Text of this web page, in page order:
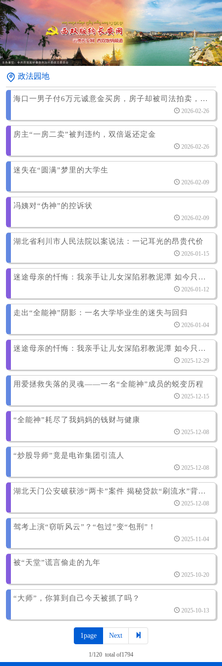
政法园地
海口一男子付6万元诚意金买房，房子却被司法拍卖，法院判了！
2026-02-26
房主“一房二卖”被判违约，双倍返还定金
2026-02-26
迷失在“圆满”梦里的大学生
2026-02-09
冯姨对“伪神”的控诉状
2026-02-09
湖北省利川市人民法院以案说法：一记耳光的昂贵代价
2026-01-15
迷途母亲的忏悔：我亲手让儿女深陷邪教泥潭 如今只剩无尽自责与期盼
2026-01-12
走出“全能神”阴影：一名大学毕业生的迷失与回归
2026-01-04
迷途母亲的忏悔：我亲手让儿女深陷邪教泥潭 如今只剩无尽自责与期盼
2025-12-29
用爱拯救失落的灵魂——一名“全能神”成员的蜕变历程
2025-12-15
“全能神”耗尽了我妈妈的钱财与健康
2025-12-08
“炒股导师”竟是电诈集团引流人
2025-12-08
湖北天门公安破获涉“两卡”案件 揭秘贷款“刷流水”背后的洗钱陷阱
2025-12-08
驾考上演“窃听风云”？“包过”变“包刑”！
2025-11-04
被“天堂”谎言偷走的九年
2025-10-20
“大师”，你算到自己今天被抓了吗？
2025-10-13
1page Next
1/120 total of1794